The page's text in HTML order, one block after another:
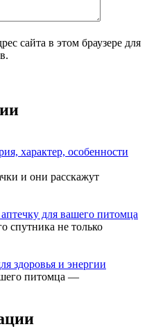
сайта в этом браузере для
характер, особенности
и они расскажут
для вашего питомца
спутника не только
здоровья и энергии
питомца —